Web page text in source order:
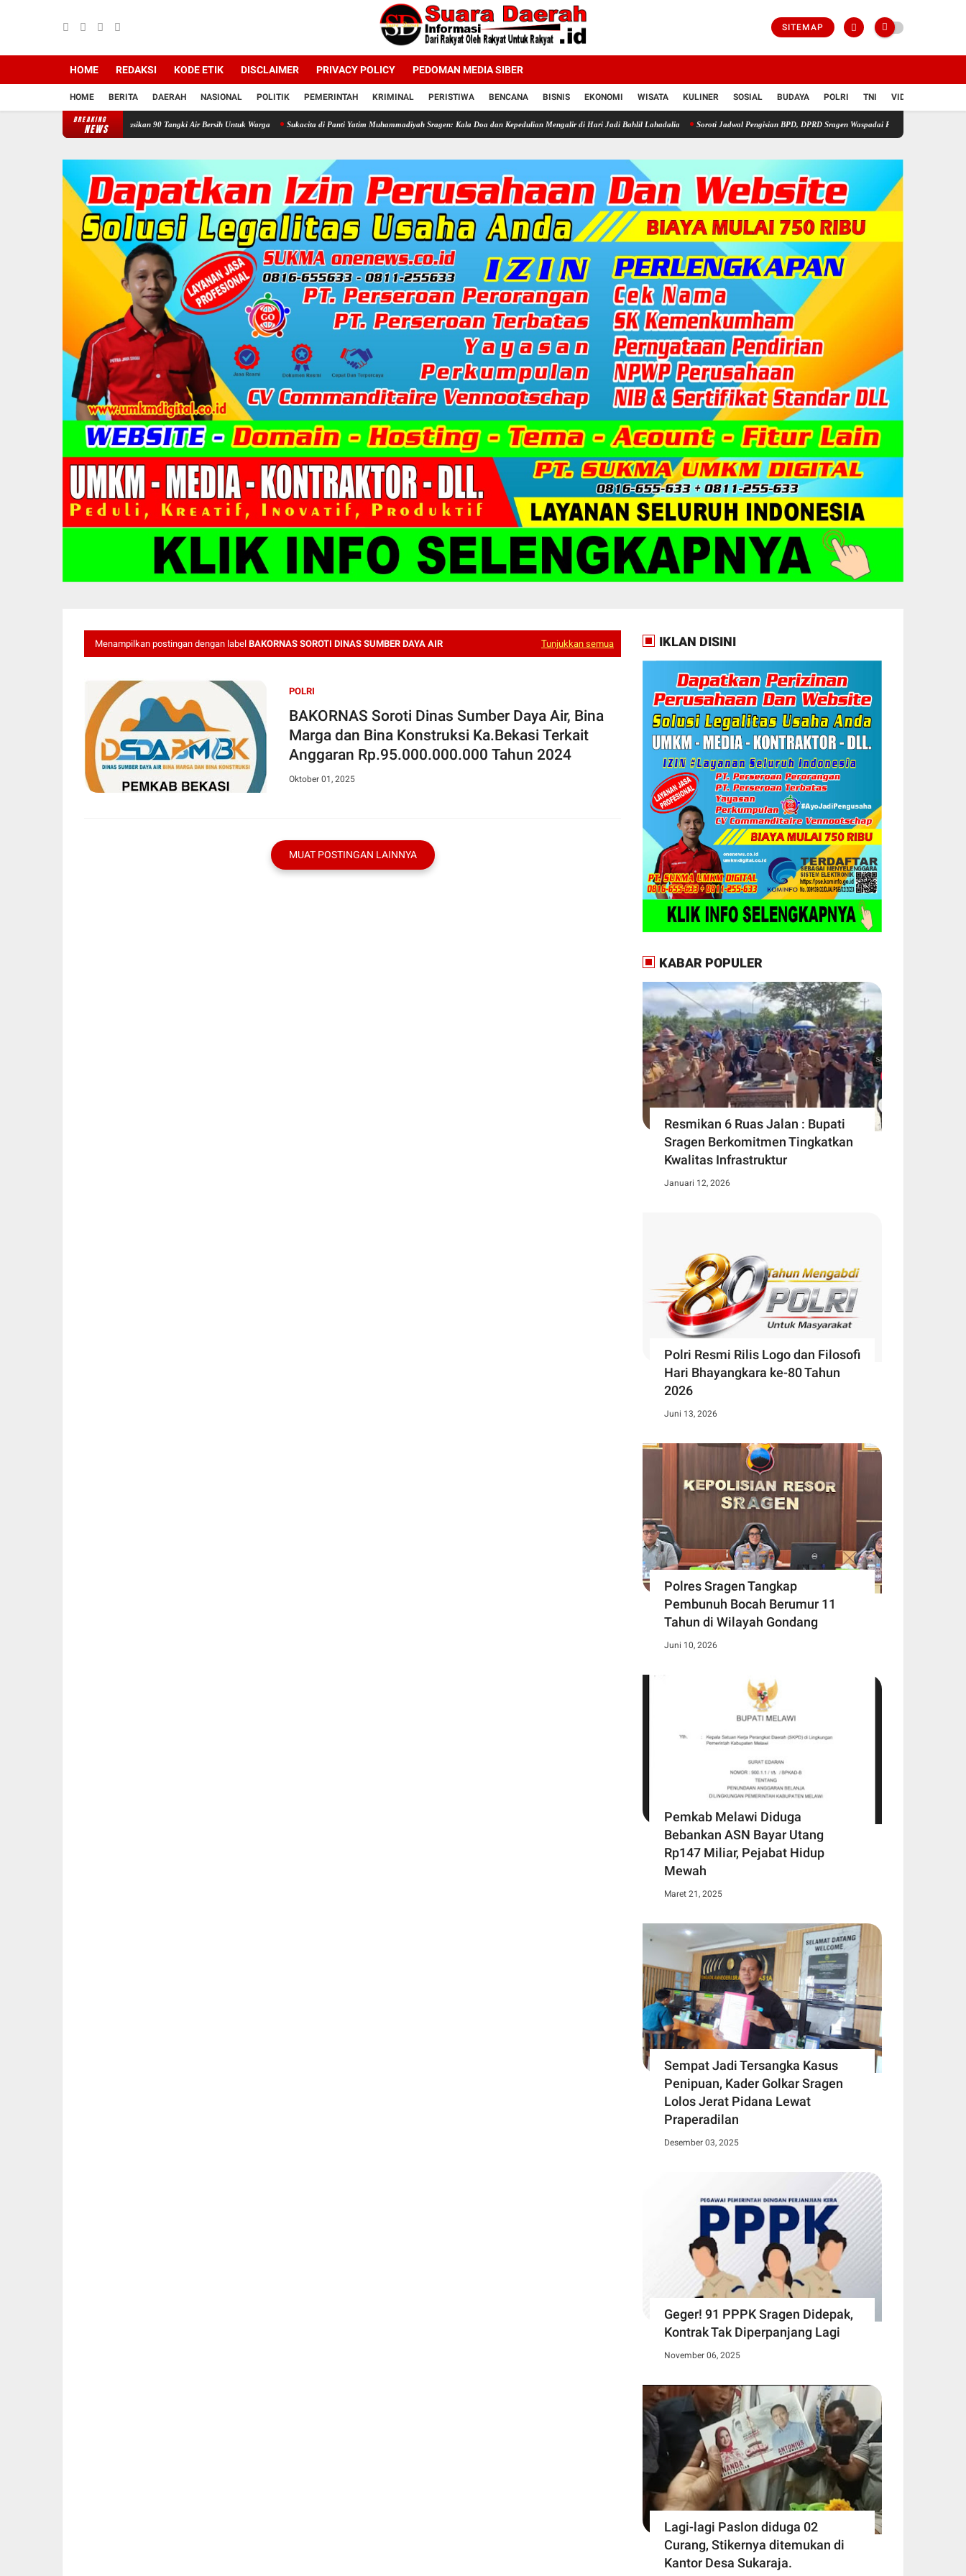
SITEMAP
HOME REDAKSI KODE ETIK DISCLAIMER PRIVACY POLICY PEDOMAN MEDIA SIBER
HOME BERITA DAERAH NASIONAL POLITIK PEMERINTAH KRIMINAL PERISTIWA BENCANA BISNIS EKONOMI WISATA KULINER SOSIAL BUDAYA POLRI TNI VIDIO
BREAKING
NEWS
Mencatat Distribusikan 90 Tangki Air Bersih Untuk Warga Sukacita di Panti Yatim Muhammadiyah Sragen: Kala Doa dan Kepedulian Mengalir di Hari Jadi Bahlil Lahadalia Soroti Jadwal Pengisian BPD, DPRD Sragen Waspadai Potensi Cacat Hukum dan Sengketa
Menampilkan postingan dengan label BAKORNAS SOROTI DINAS SUMBER DAYA AIR Tunjukkan semua
POLRI
BAKORNAS Soroti Dinas Sumber Daya Air, Bina
Marga dan Bina Konstruksi Ka.Bekasi Terkait
Anggaran Rp.95.000.000.000 Tahun 2024
Oktober 01, 2025
MUAT POSTINGAN LAINNYA
IKLAN DISINI
KABAR POPULER
Resmikan 6 Ruas Jalan : Bupati
Sragen Berkomitmen Tingkatkan
Kwalitas Infrastruktur
Januari 12, 2026
Polri Resmi Rilis Logo dan Filosofi
Hari Bhayangkara ke-80 Tahun
2026
Juni 13, 2026
Polres Sragen Tangkap
Pembunuh Bocah Berumur 11
Tahun di Wilayah Gondang
Juni 10, 2026
Pemkab Melawi Diduga
Bebankan ASN Bayar Utang
Rp147 Miliar, Pejabat Hidup
Mewah
Maret 21, 2025
Sempat Jadi Tersangka Kasus
Penipuan, Kader Golkar Sragen
Lolos Jerat Pidana Lewat
Praperadilan
Desember 03, 2025
Geger! 91 PPPK Sragen Didepak,
Kontrak Tak Diperpanjang Lagi
November 06, 2025
Lagi-lagi Paslon diduga 02
Curang, Stikernya ditemukan di
Kantor Desa Sukaraja.